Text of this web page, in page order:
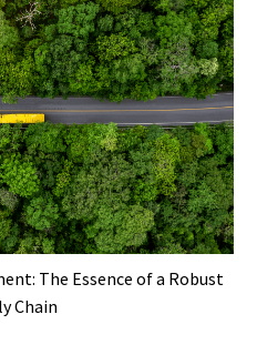
The Essence of a Robust
Chain